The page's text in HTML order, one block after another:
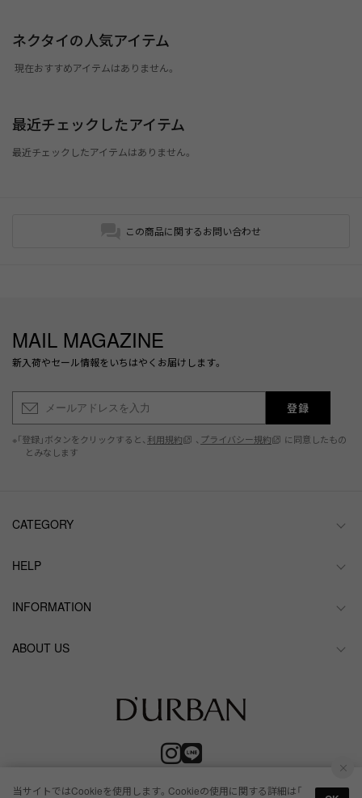
ネクタイの人気アイテム
現在おすすめアイテムはありません。
最近チェックしたアイテム
最近チェックしたアイテムはありません。
この商品に関するお問い合わせ
MAIL MAGAZINE
新入荷やセール情報をいちはやくお届けします。
登録
※「登録」ボタンをクリックすると、 利用規約 、 プライバシー規約
に同意したもの
とみなします
CATEGORY
HELP
INFORMATION
ABOUT US
当サイトではCookieを使用します。Cookieの使用に関する詳細は「